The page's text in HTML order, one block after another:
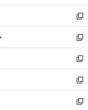
開
く
ウ
で
開
く
ン
ド
ウ
で
開
く
ウ
ィ
ン
ド
ウ
で
開
く
新
し
い
ウ
ィ
ン
ド
ウ
で
新
し
い
ウ
ィ
ン
ド
新
し
い
ウ
ィ
新
し
い
新